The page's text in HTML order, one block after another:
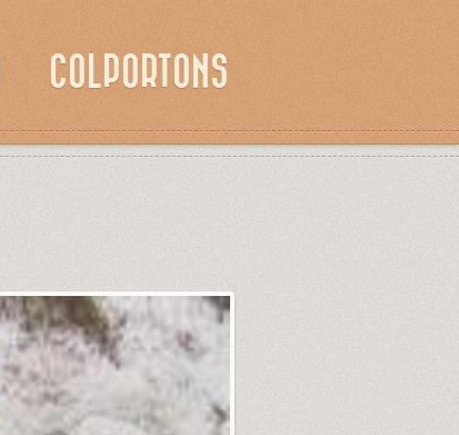
COLPORTONS